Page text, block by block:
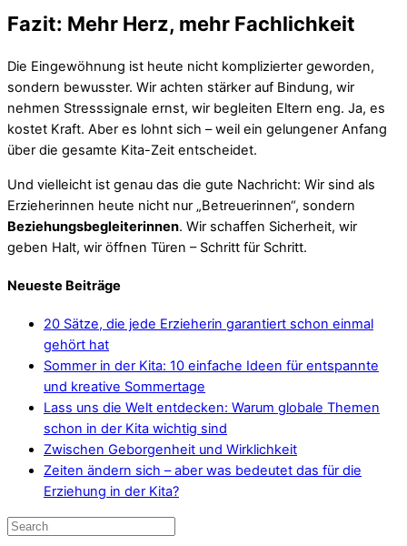
Fazit: Mehr Herz, mehr Fachlichkeit
Die Eingewöhnung ist heute nicht komplizierter geworden,
sondern bewusster. Wir achten stärker auf Bindung, wir
nehmen Stresssignale ernst, wir begleiten Eltern eng. Ja, es
kostet Kraft. Aber es lohnt sich – weil ein gelungener Anfang
über die gesamte Kita-Zeit entscheidet.
Und vielleicht ist genau das die gute Nachricht: Wir sind als
Erzieherinnen heute nicht nur „Betreuerinnen“, sondern
Beziehungsbegleiterinnen. Wir schaffen Sicherheit, wir
geben Halt, wir öffnen Türen – Schritt für Schritt.
Neueste Beiträge
20 Sätze, die jede Erzieherin garantiert schon einmal
gehört hat
Sommer in der Kita: 10 einfache Ideen für entspannte
und kreative Sommertage
Lass uns die Welt entdecken: Warum globale Themen
schon in der Kita wichtig sind
Zwischen Geborgenheit und Wirklichkeit
Zeiten ändern sich – aber was bedeutet das für die
Erziehung in der Kita?